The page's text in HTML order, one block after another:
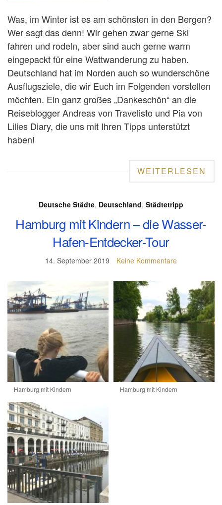
Was, im Winter ist es am schönsten in den Bergen?
Wer sagt das denn! Wir gehen zwar gerne Ski
fahren und rodeln, aber sind auch gerne warm
eingepackt für eine Wattwanderung zu haben.
Deutschland hat im Norden auch so wunderschöne
Ausflugsziele, die wir Euch im Folgenden vorstellen
möchten. Ein ganz großes „Dankeschön“ an die
Reiseblogger Andreas von Travelisto und Pia von
Lilies Diary, die uns mit Ihren Tipps unterstützt
haben!
WEITERLESEN
Deutsche Städte, Deutschland, Städtetripp
Hamburg mit Kindern – die Wasser-
Hafen-Entdecker-Tour
14. September 2019 Keine Kommentare
Hamburg mit Kindern Hamburg mit Kindern